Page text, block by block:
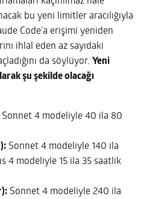
bu yeni limitler aracılığıyla
Code’a erişimi yeniden
ihlal eden az sayıdaki
da söylüyor. Yeni
şu şekilde olacağı
Sonnet 4 modeliyle 40 ila 80
Sonnet 4 modeliyle 140 ila
4 modeliyle 15 ila 35 saatlik
Sonnet 4 modeliyle 240 ila